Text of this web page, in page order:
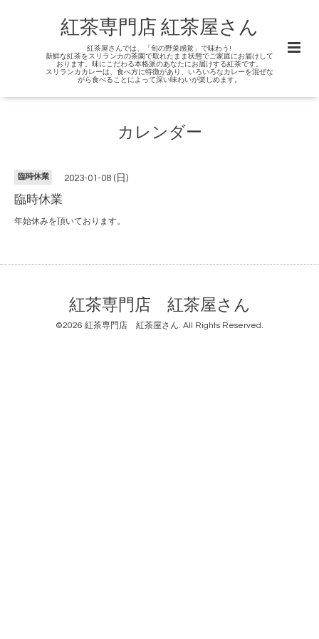
紅茶専門店 紅茶屋さん
紅茶屋さんでは、「旬の野菜感覚」で味わう!
新鮮な紅茶をスリランカの茶園で取れたまま状態でご家庭にお届けして
おります。味にこだわる本格派のあなたにお届けする紅茶です。
スリランカカレーは、食べ方に特徴があり、いろいろなカレーを混ぜな
がら食べることによって深い味わいが楽しめます。
カレンダー
臨時休業 2023-01-08 (日)
臨時休業
年始休みを頂いております。
紅茶専門店 紅茶屋さん
©2026 紅茶専門店 紅茶屋さん. All Rights Reserved.